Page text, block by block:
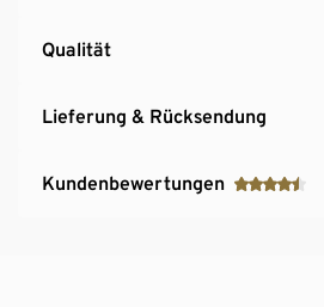
Qualität
Lieferung & Rücksendung
Kundenbewertungen